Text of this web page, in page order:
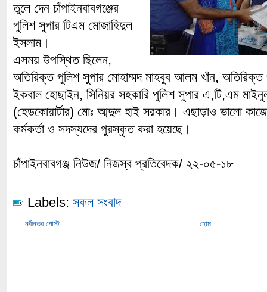
তুলে দেন চাঁপাইনবাবগঞ্জের
পুলিশ সুপার টিএম মোজাহিদুল
ইসলাম।
এসময় উপস্থিত ছিলেন,
অতিরিক্ত পুলিশ সুপার মোহাম্মদ মাহবুব আলম খাঁন, অতিরিক্ত
ইকবাল হোছাইন, সিনিয়র সহকারি পুলিশ সুপার এ,টি,এম
(হেডকোয়ার্টার) মোঃ আব্দুল হাই সরকার। এছাড়াও ভালো
কর্মকর্তা ও সদস্যদের পুরস্কৃত করা হয়েছে।
চাঁপাইনবাবগঞ্জ নিউজ/ নিজস্ব প্রতিবেদক/ ২২-০৫-১৮
Labels: সকল সংবাদ
নবীনতর পোস্ট হোম